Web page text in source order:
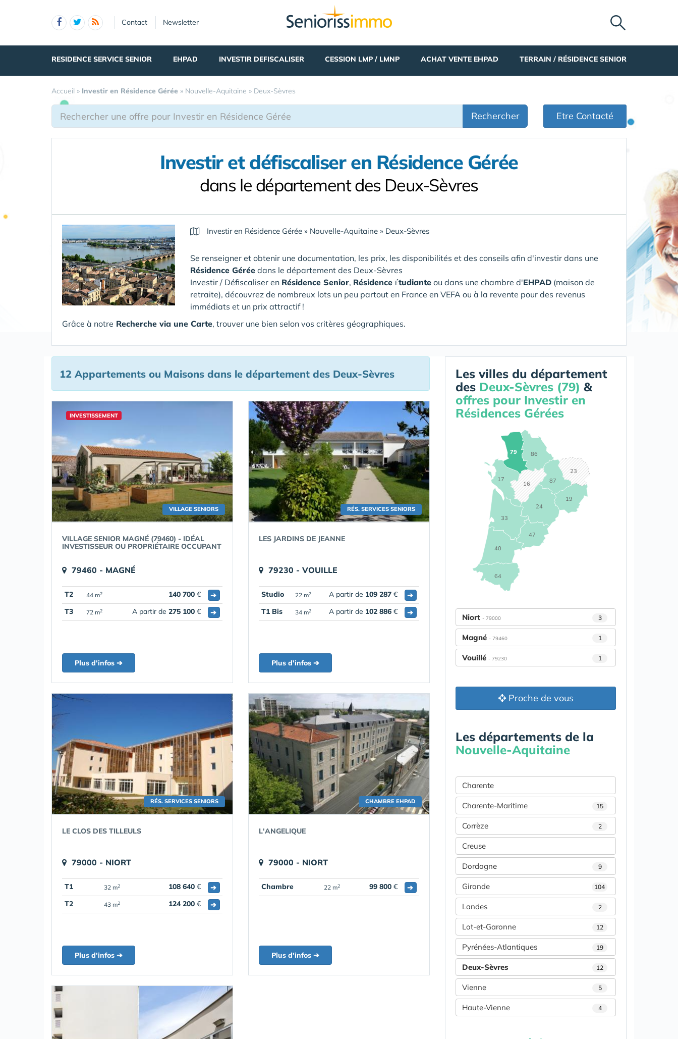
Contact Newsletter
RESIDENCE SERVICE SENIOR EHPAD INVESTIR DEFISCALISER CESSION LMP / LMNP ACHAT VENTE EHPAD TERRAIN / RÉSIDENCE SENIOR
Accueil » Investir en Résidence Gérée » Nouvelle-Aquitaine » Deux-Sèvres
Rechercher Etre Contacté
Investir et défiscaliser en Résidence Gérée
dans le département des Deux-Sèvres
Investir en Résidence Gérée » Nouvelle-Aquitaine » Deux-Sèvres
Se renseigner et obtenir une documentation, les prix, les disponibilités et des conseils afin d'investir dans une
Résidence Gérée dans le département des Deux-Sèvres
Investir / Défiscaliser en Résidence Senior, Résidence Étudiante ou dans une chambre d'EHPAD (maison de
retraite), découvrez de nombreux lots un peu partout en France en VEFA ou à la revente pour des revenus
immédiats et un prix attractif !
Grâce à notre Recherche via une Carte, trouver une bien selon vos critères géographiques.
12 Appartements ou Maisons dans le département des Deux-Sèvres
VILLAGE SENIORS
INVESTISSEMENT
VILLAGE SENIOR MAGNÉ (79460) - IDÉAL
INVESTISSEUR OU PROPRIÉTAIRE OCCUPANT
79460 - MAGNÉ
T2 44 m2 140 700 €
➔
T3
72 m2 A partir de 275 100 € ➔
Plus d'infos ➔
RÉS. SERVICES SENIORS
LES JARDINS DE JEANNE
79230 - VOUILLE
Studio 22 m2 A partir de 109 287 €
➔
T1 Bis
34 m2 A partir de 102 886 € ➔
Plus d'infos ➔
RÉS. SERVICES SENIORS
LE CLOS DES TILLEULS
79000 - NIORT
T1 32 m2 108 640 €
➔
T2
43 m2 124 200 € ➔
Plus d'infos ➔
CHAMBRE EHPAD
L'ANGELIQUE
79000 - NIORT
Chambre 22 m2 99 800 € ➔
Plus d'infos ➔
Les villes du département
des Deux-Sèvres (79) &
offres pour Investir en
Résidences Gérées
16
17
19
23
24
33
40
47
64
79 86
87
Niort - 79000 3
Magné - 79460 1
Vouillé - 79230 1
Proche de vous
Les départements de la
Nouvelle-Aquitaine
Charente
Charente-Maritime 15
Corrèze 2
Creuse
Dordogne 9
Gironde 104
Landes 2
Lot-et-Garonne 12
Pyrénées-Atlantiques 19
Deux-Sèvres 12
Vienne 5
Haute-Vienne 4